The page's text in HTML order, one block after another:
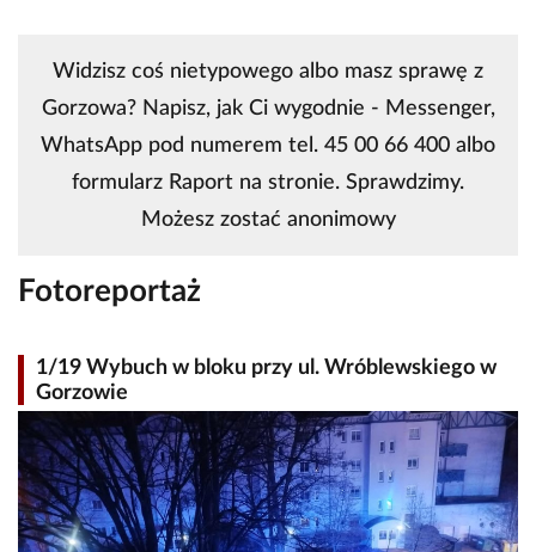
Widzisz coś nietypowego albo masz sprawę z
Gorzowa? Napisz, jak Ci wygodnie - Messenger,
WhatsApp pod numerem tel. 45 00 66 400 albo
formularz Raport na stronie. Sprawdzimy.
Możesz zostać anonimowy
Fotoreportaż
1/19 Wybuch w bloku przy ul. Wróblewskiego w
Gorzowie